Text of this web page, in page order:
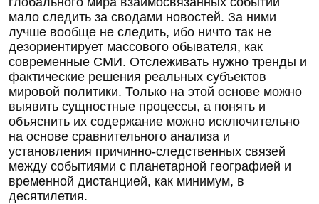
мало следить за сводами новостей. За ними
лучше вообще не следить, ибо ничто так не
дезориентирует массового обывателя, как
современные СМИ. Отслеживать нужно тренды и
фактические решения реальных субъектов
мировой политики. Только на этой основе можно
выявить сущностные процессы, а понять и
объяснить их содержание можно исключительно
на основе сравнительного анализа и
установления причинно-следственных связей
между событиями с планетарной географией и
временной дистанцией, как минимум, в
десятилетия.